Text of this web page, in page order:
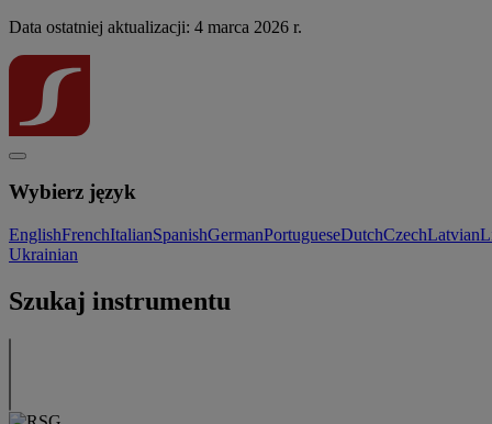
Data ostatniej aktualizacji: 4 marca 2026 r.
Wybierz język
EnglishFrenchItalianSpanishGermanPortugueseDutchCzechLatvian
Ukrainian
Szukaj instrumentu